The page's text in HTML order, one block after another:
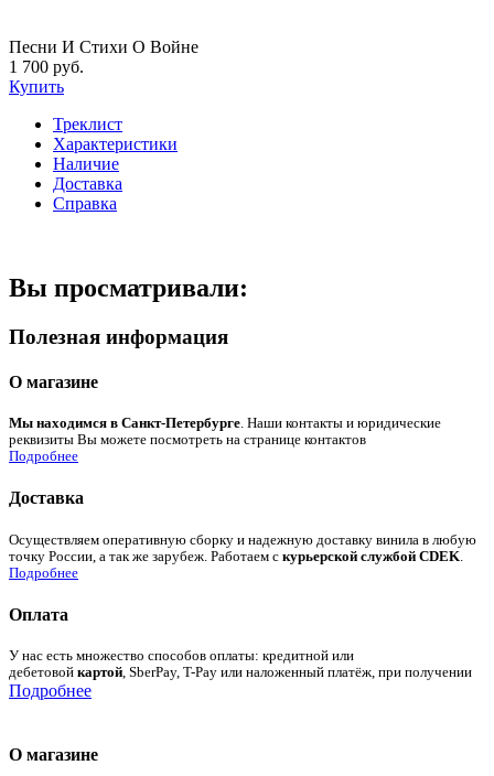
Песни И Стихи О Войне
1 700 руб.
Купить
Треклист
Характеристики
Наличие
Доставка
Справка
Вы просматривали:
Полезная информация
О магазине
Мы находимся в Санкт-Петербурге. Наши контакты и юридические
реквизиты Вы можете посмотреть на странице контактов
Подробнее
Доставка
Осуществляем оперативную сборку и надежную доставку винила в любую
точку России, а так же зарубеж. Работаем с курьерской службой CDEK
Подробнее
Оплата
У нас есть множество способов оплаты: кредитной или
дебетовой картой, SberPay, T-Pay или наложенный платёж, при получении
Подробнее
О магазине